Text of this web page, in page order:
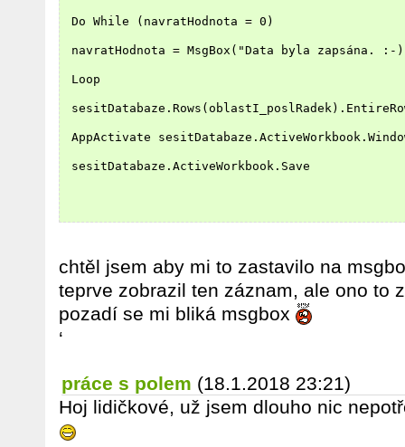
Do While (navratHodnota = 0)
navratHodnota = MsgBox("Data byla zapsána. :-
Loop
AppActivate
sesitDatabaze.ActiveWorkbook.Save
chtěl jsem aby mi to zastavilo na
teprve zobrazil ten záznam, ale ono to
pozadí se mi bliká msgbox
‘
práce s polem (18.1.2018 23:21)
Hoj lidičkové, už jsem dlouho nic